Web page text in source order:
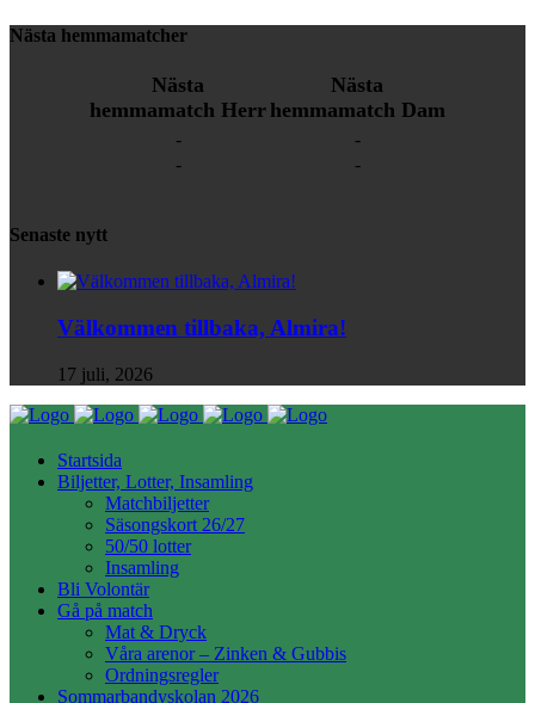
Nästa hemmamatcher
Nästa
hemmamatch Herr
-
-
Nästa
hemmamatch Dam
-
-
Senaste nytt
Välkommen tillbaka, Almira!
17 juli, 2026
Startsida
Biljetter, Lotter, Insamling
Matchbiljetter
Säsongskort 26/27
50/50 lotter
Insamling
Bli Volontär
Gå på match
Mat & Dryck
Våra arenor – Zinken & Gubbis
Ordningsregler
Sommarbandyskolan 2026